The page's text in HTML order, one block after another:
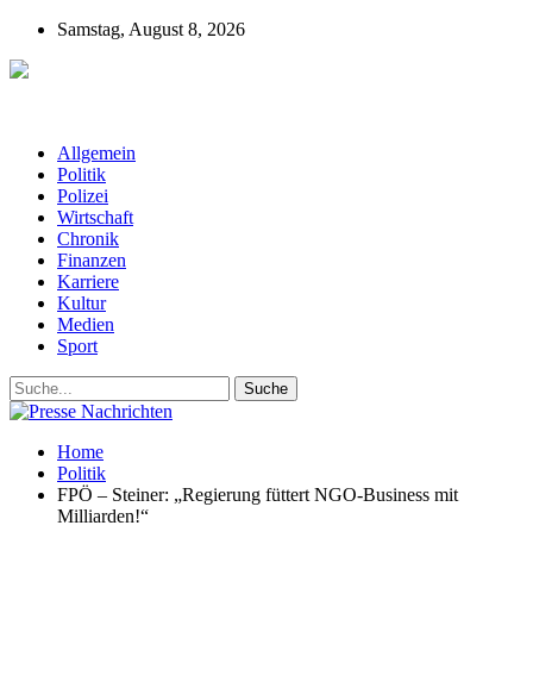
Samstag, August 8, 2026
Allgemein
Politik
Polizei
Wirtschaft
Chronik
Finanzen
Karriere
Kultur
Medien
Sport
Home
Politik
FPÖ – Steiner: „Regierung füttert NGO-Business mit
Milliarden!“